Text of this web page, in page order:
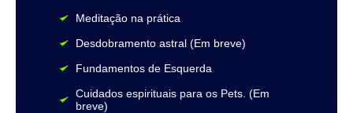
Meditação na prática
Desdobramento astral (Em breve)
Fundamentos de Esquerda
Cuidados espirituais para os Pets. (Em
breve)